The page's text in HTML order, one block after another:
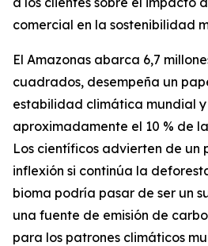
comercial en la sostenibilidad
El Amazonas abarca 6,7
cuadrados, desempeña un
estabilidad climática mundial
aproximadamente el 10 % de
Los científicos advierten de un
inflexión si continúa la
bioma podría pasar de ser un
una fuente de emisión de
para los patrones climáticos